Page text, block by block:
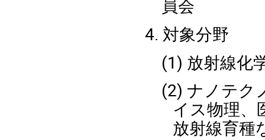
員会
4. 対象分野
(1) 放射線化
(2) ナノテク
イス物理、
放射線育種